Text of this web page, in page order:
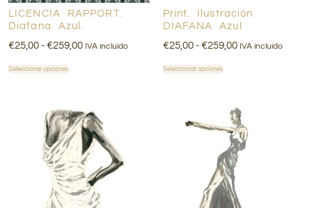
LICENCIA RAPPORT.
Diafana Azul.
€25,00 - €259,00 IVA incluido
Seleccionar opciones
Print. Ilustración
DIAFANA Azul
€25,00 - €259,00 IVA incluido
Seleccionar opciones